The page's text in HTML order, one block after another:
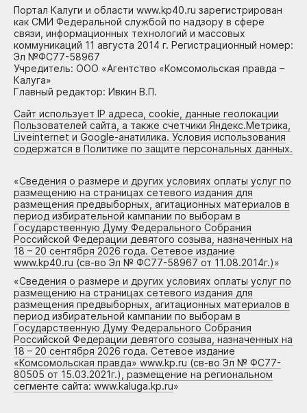
Портал Калуги и области www.kp40.ru зарегистрирован
как СМИ Федеральной службой по надзору в сфере
связи, информационных технологий и массовых
коммуникаций 11 августа 2014 г. Регистрационный номер:
Эл №ФС77-58967
Учредитель: ООО «Агентство «Комсомольская правда –
Калуга»
Главный редактор: Ивкин В.П.
Сайт использует IP адреса, cookie, данные геолокации
Пользователей сайта, а также счетчики Яндекс.Метрика,
Liveinternet и Google-анатилика. Условия использования
содержатся в Политике по защите персональных данных.
«Сведения о размере и других условиях оплаты услуг по
размещению на страницах сетевого издания для
размещения предвыборных, агитационных материалов в
период избирательной кампании по выборам в
Государственную Думу Федерального Собрания
Российской Федерации девятого созыва, назначенных на
18 – 20 сентября 2026 года. Сетевое издание
www.kp40.ru (св-во Эл № ФС77-58967 от 11.08.2014г.)»
«Сведения о размере и других условиях оплаты услуг по
размещению на страницах сетевого издания для
размещения предвыборных, агитационных материалов в
период избирательной кампании по выборам в
Государственную Думу Федерального Собрания
Российской Федерации девятого созыва, назначенных на
18 – 20 сентября 2026 года. Сетевое издание
«Комсомольская правда» www.kp.ru (св-во Эл № ФС77-
80505 от 15.03.2021г.), размещение на региональном
сегменте сайта: www.kaluga.kp.ru»